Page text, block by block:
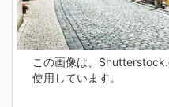
この画像は、
使用しています。